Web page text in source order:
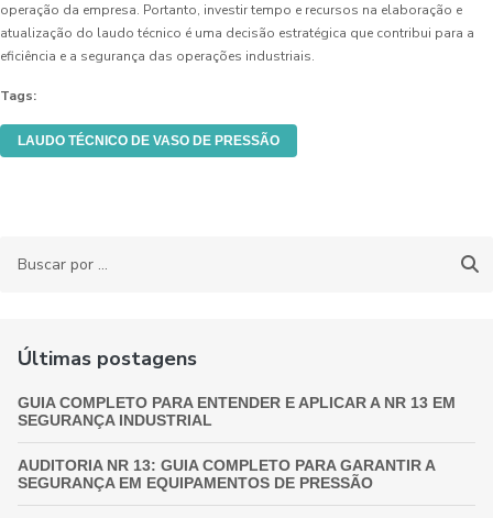
operação da empresa. Portanto, investir tempo e recursos na elaboração e
atualização do laudo técnico é uma decisão estratégica que contribui para a
eficiência e a segurança das operações industriais.
Tags:
LAUDO TÉCNICO DE VASO DE PRESSÃO
Últimas postagens
GUIA COMPLETO PARA ENTENDER E APLICAR A NR 13 EM
SEGURANÇA INDUSTRIAL
AUDITORIA NR 13: GUIA COMPLETO PARA GARANTIR A
SEGURANÇA EM EQUIPAMENTOS DE PRESSÃO